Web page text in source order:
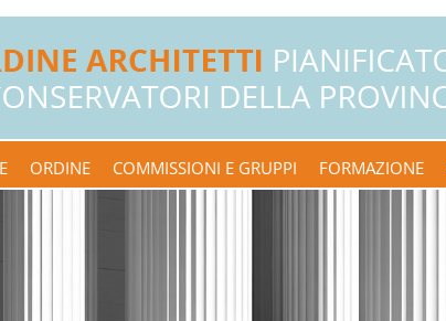
ORDINE COMMISSIONI E GRUPPI FORMAZIONE